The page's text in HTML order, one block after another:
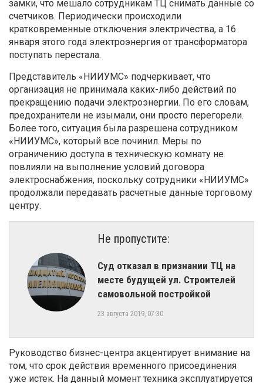
замки, что мешало сотрудникам ТЦ снимать данные со
счетчиков. Периодически происходили
кратковременные отключения электричества, а 16
января этого года электроэнергия от трансформатора
поступать перестала.
Представитель «НИИУМС» подчеркивает, что
организация не принимала каких-либо действий по
прекращению подачи электроэнергии. По его словам,
предохранители не изымали, они просто перегорели.
Более того, ситуация была разрешена сотрудником
«НИИУМС», который все починил. Меры по
ограничению доступа в техническую комнату не
повлияли на выполнение условий договора
электроснабжения, поскольку сотрудники «НИИУМС»
продолжали передавать расчетные данные торговому
центру.
Не пропустите:
Суд отказал в признании ТЦ на
месте будущей ул. Строителей
самовольной постройкой
23 августа 2019, 07:30
Руководство бизнес-центра акцентирует внимание на
том, что срок действия временного присоединения
уже истек. На данный момент техника эксплуатируется